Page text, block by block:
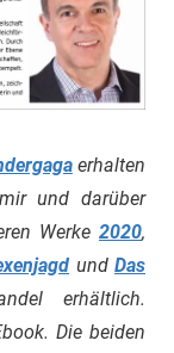
erhalten
und darüber
Werke 2020,
und Das
erhältlich.
Die beiden